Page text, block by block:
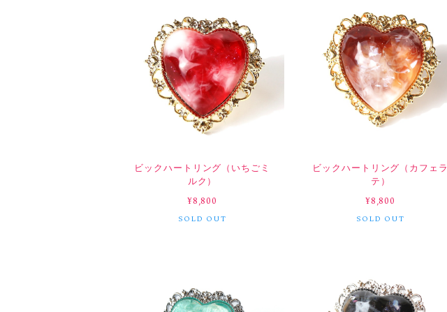
ビックハートリング（いちごミ
ルク）
¥8,800
SOLD OUT
ビックハートリング（カフェラ
テ）
¥8,800
SOLD OUT